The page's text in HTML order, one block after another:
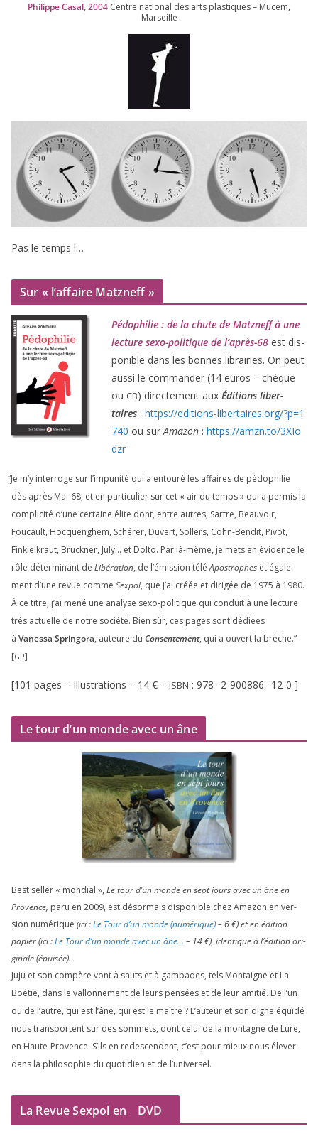
Philippe Casal,2004 Centre natio­nal des arts plas­tiques – Mucem,
Marseille
Pas le temps !…
Sur « l’affaire Matzneff »
Pédophilie : de la chute de Matzneff à une
lec­ture sexo-poli­tique de l’après-68 est dis­
po­nible dans les bonnes librai­ries. On peut
aus­si le com­man­der (14 euros – chèque
ou CB) direc­te­ment aux Éditions liber­
taires : https://​edi​tions​-liber​taires​.org/​?​p​=​1
740 ou sur Amazon : https://​amzn​.to/​3​X​I​o​
dzr
“Je m’y inter­roge sur l’impunité qui a entou­ré les affaires de pédo­phi­lie
dès après Mai-68, et en par­ti­cu­lier sur cet « air du temps » qui a per­mis la
com­pli­ci­té d’une cer­taine élite dont, entre autres, Sartre, Beauvoir,
Foucault, Hocquenghem, Schérer, Duvert, Sollers, Cohn-Bendit, Pivot,
Finkielkraut, Bruckner, July… et Dolto. Par là-même, je mets en évi­dence le
rôle déter­mi­nant de Libération, de l’émission téléApostrophes et éga­le­
ment d’une revue comme Sexpol, que j’ai créée et diri­gée de 1975 à 1980.
À ce titre, j’ai mené une ana­lyse sexo-poli­tique qui conduit à une lec­ture
très actuelle de notre socié­té. Bien sûr, ces pages sont dédiées
à Vanessa Springora, auteure du Consentement, qui a ouvert la brèche.”
[GP]
[101 pages – Illustrations – 14 € – ISBN : 978–2‑900886–12‑0 ]
Le tour d’un monde avec un âne
Best sel­ler « mon­dial », Le tour d’un monde en sept jours avec un âne en
Provence, paru en 2009, est désor­mais dis­po­nible chez Amazon en ver­
sion numé­rique (ici :Le Tour d’un monde (numé­rique)–6€) et en édi­tion
papier (ici :Le Tour d’un monde avec un âne… – 14€), iden­tique à l’é­di­tion ori­
gi­nale (épui­sée).
Juju et son com­père vont à sauts et à gam­bades, tels Montaigne et La
Boétie, dans le val­lon­ne­ment de leurs pen­sées et de leur ami­tié. De l’un
ou de l’autre, qui est l’âne, qui est le maître ? L’auteur et son digne équi­dé
nous trans­portent sur des som­mets, dont celui de la mon­tagne de Lure,
en Haute-Provence. S’ils en redes­cendent, c’est pour mieux nous éle­ver
dans la phi­lo­so­phie du quo­ti­dien et de l’universel.
La Revue Sexpol en DVD